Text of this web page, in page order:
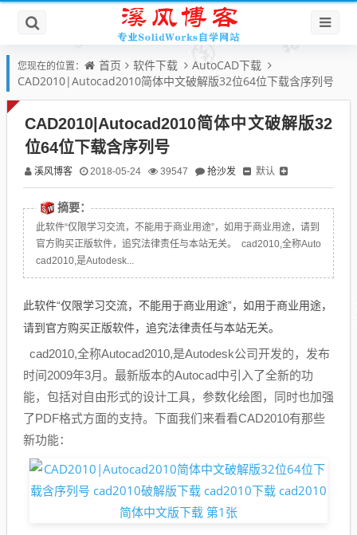
您现在的位置： 首页 软件下载
AutoCAD下载
CAD2010|Autocad2010简体中文破解版32位64位下载含序列号
CAD2010|Autocad2010简体中文破解版32
位64位下载含序列号
溪风博客 2018-05-24 39547 抢沙发 默认
摘要：
此软件“仅限学习交流，不能用于商业用途”，如用于商业用途，请到
官方购买正版软件，追究法律责任与本站无关。 cad2010,全称Auto
cad2010,是Autodesk...
此软件“仅限学习交流，不能用于商业用途”，如用于商业用途，
请到官方购买正版软件，追究法律责任与本站无关。
cad2010,全称Autocad2010,是Autodesk公司开发的，发布
时间2009年3月。最新版本的Autocad中引入了全新的功
能，包括对自由形式的设计工具，参数化绘图，同时也加强
了PDF格式方面的支持。下面我们来看看CAD2010有那些
新功能：